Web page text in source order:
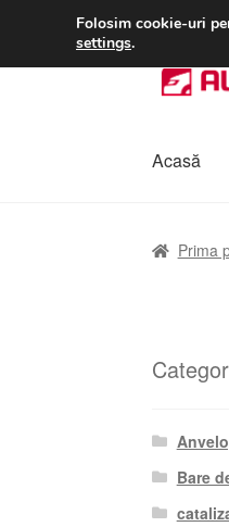
Sari
la
Sari
la
Acasă
Prima
Bare
Folosim cookie-uri
settings.